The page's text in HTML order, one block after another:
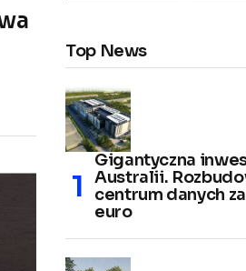
Top News
Gigantyczna
Australii.
centrum danych
euro